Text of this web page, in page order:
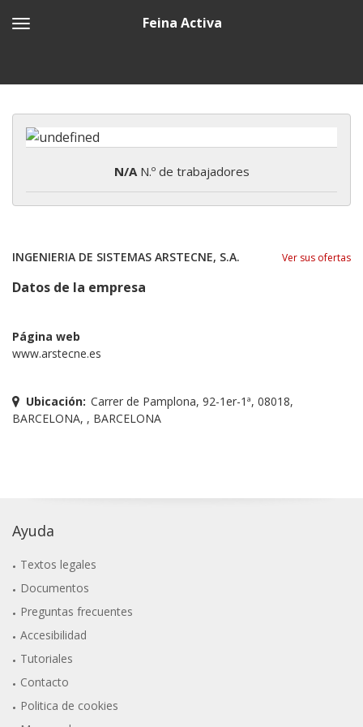
Feina Activa
N/AN.º de trabajadores
INGENIERIA DE SISTEMAS ARSTECNE, S.A. Ver sus ofertas
Datos de la empresa
Página web
www.arstecne.es
Ubicación: Carrer de Pamplona, 92-1er-1ª, 08018,
BARCELONA, , BARCELONA
Ayuda
Textos legales
Documentos
Preguntas frecuentes
Accesibilidad
Tutoriales
Contacto
Politica de cookies